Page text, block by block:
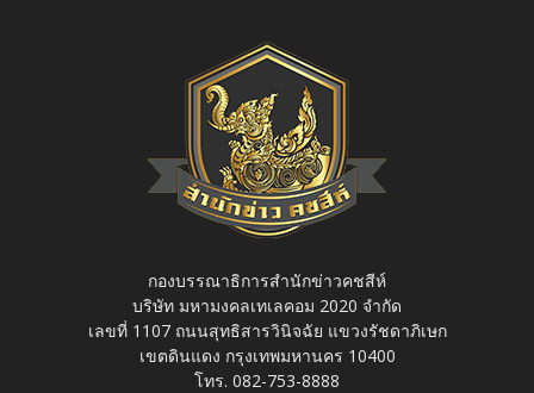
กองบรรณาธิการสำนักข่าวคชสีห์
บริษัท มหามงคลเทเลคอม 2020 จำกัด
เลขที่ 1107 ถนนสุทธิสารวินิจฉัย แขวงรัชดาภิเษก
เขตดินแดง กรุงเทพมหานคร 10400
โทร. 082-753-8888